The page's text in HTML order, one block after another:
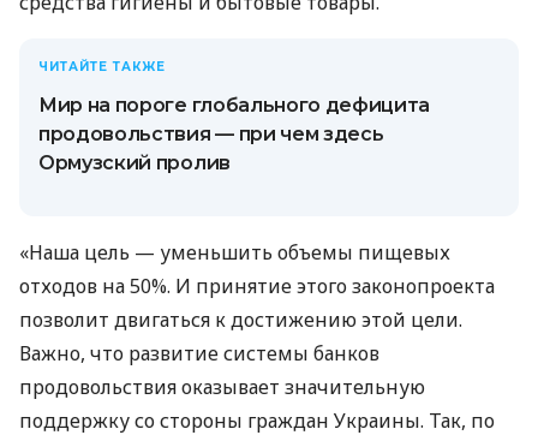
ЧИТАЙТЕ ТАКЖЕ
Мир на пороге глобального дефицита
продовольствия — при чем здесь
Ормузский пролив
«Наша цель — уменьшить объемы пищевых
отходов на 50%. И принятие этого законопроекта
позволит двигаться к достижению этой цели.
Важно, что развитие системы банков
продовольствия оказывает значительную
поддержку со стороны граждан Украины. Так, по